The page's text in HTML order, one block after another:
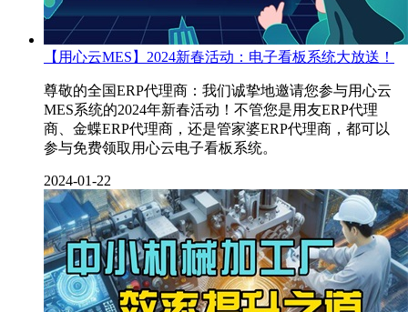
【用心云MES】2024新春活动：电子看板系统大放送！
尊敬的全国ERP代理商：我们诚挚地邀请您参与用心云
MES系统的2024年新春活动！不管您是用友ERP代理
商、金蝶ERP代理商，还是管家婆ERP代理商，都可以
参与免费领取用心云电子看板系统​。
2024-01-22